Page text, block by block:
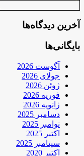
آخرین دیدگاه‌ها
بایگانی‌ها
آگوست 2026
جولای 2026
ژوئن 2026
فوریه 2026
ژانویه 2026
دسامبر 2025
نوامبر 2025
اکتبر 2025
سپتامبر 2025
اکتبر 2020